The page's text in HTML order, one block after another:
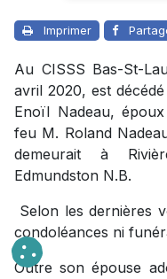
Imprimer
Au CISSS Bas-St-
avril 2020, est
Enoïl Nadeau,
feu M. Roland
demeurait à
Edmundston N.B.
Selon les dernières
condoléances ni
Outre son épouse